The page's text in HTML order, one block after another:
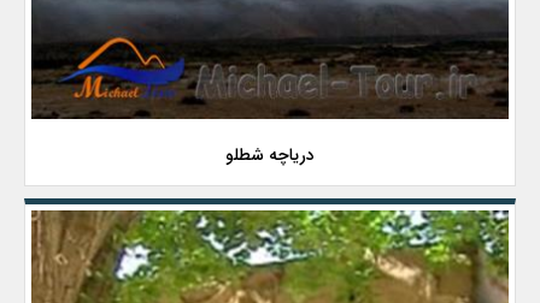
دریاچه شطلو